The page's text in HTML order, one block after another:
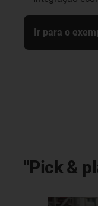
Ir para o
"Pick &